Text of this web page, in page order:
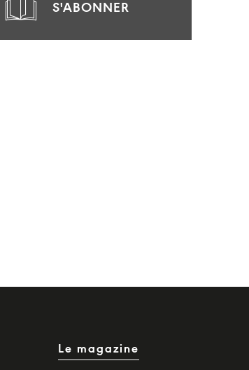
S'ABONNER
Le magazine